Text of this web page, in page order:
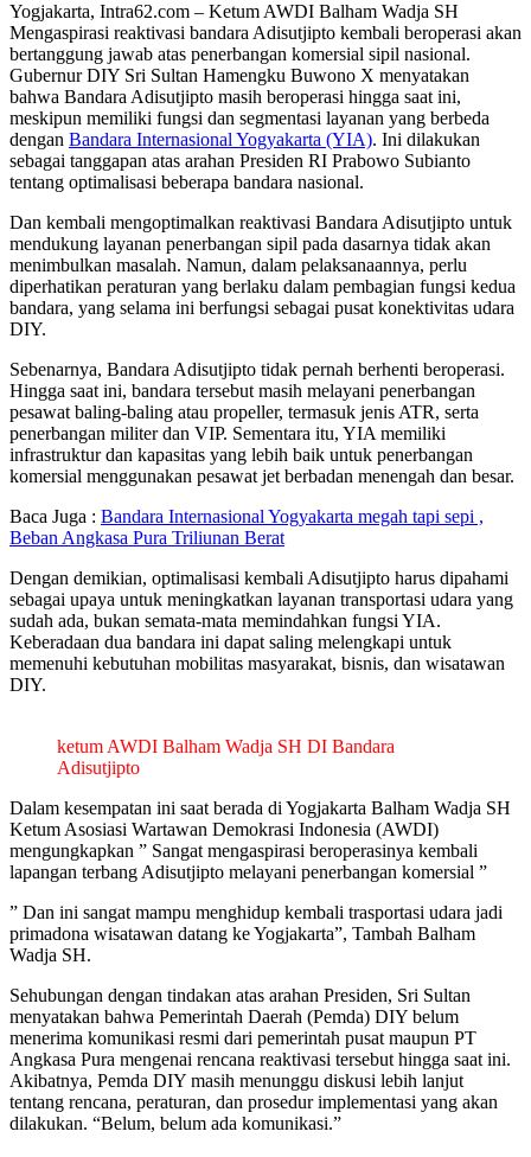
Yogjakarta, Intra62.com – Ketum AWDI Balham Wadja SH
Mengaspirasi reaktivasi bandara Adisutjipto kembali beroperasi akan
bertanggung jawab atas penerbangan komersial sipil nasional.
Gubernur DIY Sri Sultan Hamengku Buwono X menyatakan
bahwa Bandara Adisutjipto masih beroperasi hingga saat ini,
meskipun memiliki fungsi dan segmentasi layanan yang berbeda
dengan Bandara Internasional Yogyakarta (YIA). Ini dilakukan
sebagai tanggapan atas arahan Presiden RI Prabowo Subianto
tentang optimalisasi beberapa bandara nasional.
Dan kembali mengoptimalkan reaktivasi Bandara Adisutjipto untuk
mendukung layanan penerbangan sipil pada dasarnya tidak akan
menimbulkan masalah. Namun, dalam pelaksanaannya, perlu
diperhatikan peraturan yang berlaku dalam pembagian fungsi kedua
bandara, yang selama ini berfungsi sebagai pusat konektivitas udara
DIY.
Sebenarnya, Bandara Adisutjipto tidak pernah berhenti beroperasi.
Hingga saat ini, bandara tersebut masih melayani penerbangan
pesawat baling-baling atau propeller, termasuk jenis ATR, serta
penerbangan militer dan VIP. Sementara itu, YIA memiliki
infrastruktur dan kapasitas yang lebih baik untuk penerbangan
komersial menggunakan pesawat jet berbadan menengah dan besar.
Baca Juga : Bandara Internasional Yogyakarta megah tapi sepi ,
Beban Angkasa Pura Triliunan Berat
Dengan demikian, optimalisasi kembali Adisutjipto harus dipahami
sebagai upaya untuk meningkatkan layanan transportasi udara yang
sudah ada, bukan semata-mata memindahkan fungsi YIA.
Keberadaan dua bandara ini dapat saling melengkapi untuk
memenuhi kebutuhan mobilitas masyarakat, bisnis, dan wisatawan
DIY.
ketum AWDI Balham Wadja SH DI Bandara
Adisutjipto
Dalam kesempatan ini saat berada di Yogjakarta Balham Wadja SH
Ketum Asosiasi Wartawan Demokrasi Indonesia (AWDI)
mengungkapkan ” Sangat mengaspirasi beroperasinya kembali
lapangan terbang Adisutjipto melayani penerbangan komersial ”
” Dan ini sangat mampu menghidup kembali trasportasi udara jadi
primadona wisatawan datang ke Yogjakarta”, Tambah Balham
Wadja SH.
Sehubungan dengan tindakan atas arahan Presiden, Sri Sultan
menyatakan bahwa Pemerintah Daerah (Pemda) DIY belum
menerima komunikasi resmi dari pemerintah pusat maupun PT
Angkasa Pura mengenai rencana reaktivasi tersebut hingga saat ini.
Akibatnya, Pemda DIY masih menunggu diskusi lebih lanjut
tentang rencana, peraturan, dan prosedur implementasi yang akan
dilakukan. “Belum, belum ada komunikasi.”